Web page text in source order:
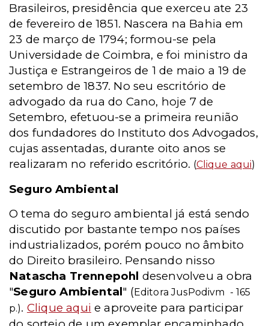
Brasileiros, presidência que exerceu ate 23
de fevereiro de 1851. Nascera na Bahia em
23 de março de 1794; formou-se pela
Universidade de Coimbra, e foi ministro da
Justiça e Estrangeiros de 1 de maio a 19 de
setembro de 1837. No seu escritório de
advogado da rua do Cano, hoje 7 de
Setembro, efetuou-se a primeira reunião
dos fundadores do Instituto dos Advogados,
cujas assentadas, durante oito anos se
realizaram no referido escritório. (Clique aqui)
Seguro Ambiental
O tema do seguro ambiental já está sendo
discutido por bastante tempo nos países
industrializados, porém pouco no âmbito
do Direito brasileiro. Pensando nisso
Natascha Trennepohl desenvolveu a obra
"Seguro Ambiental" (Editora JusPodivm - 165
p.). Clique aqui e aproveite para participar